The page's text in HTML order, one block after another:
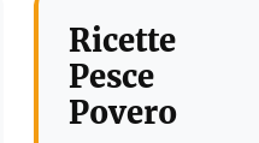
Ricette
Pesce
Povero